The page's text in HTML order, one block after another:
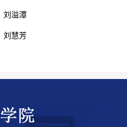
刘溢潭
刘慧芳